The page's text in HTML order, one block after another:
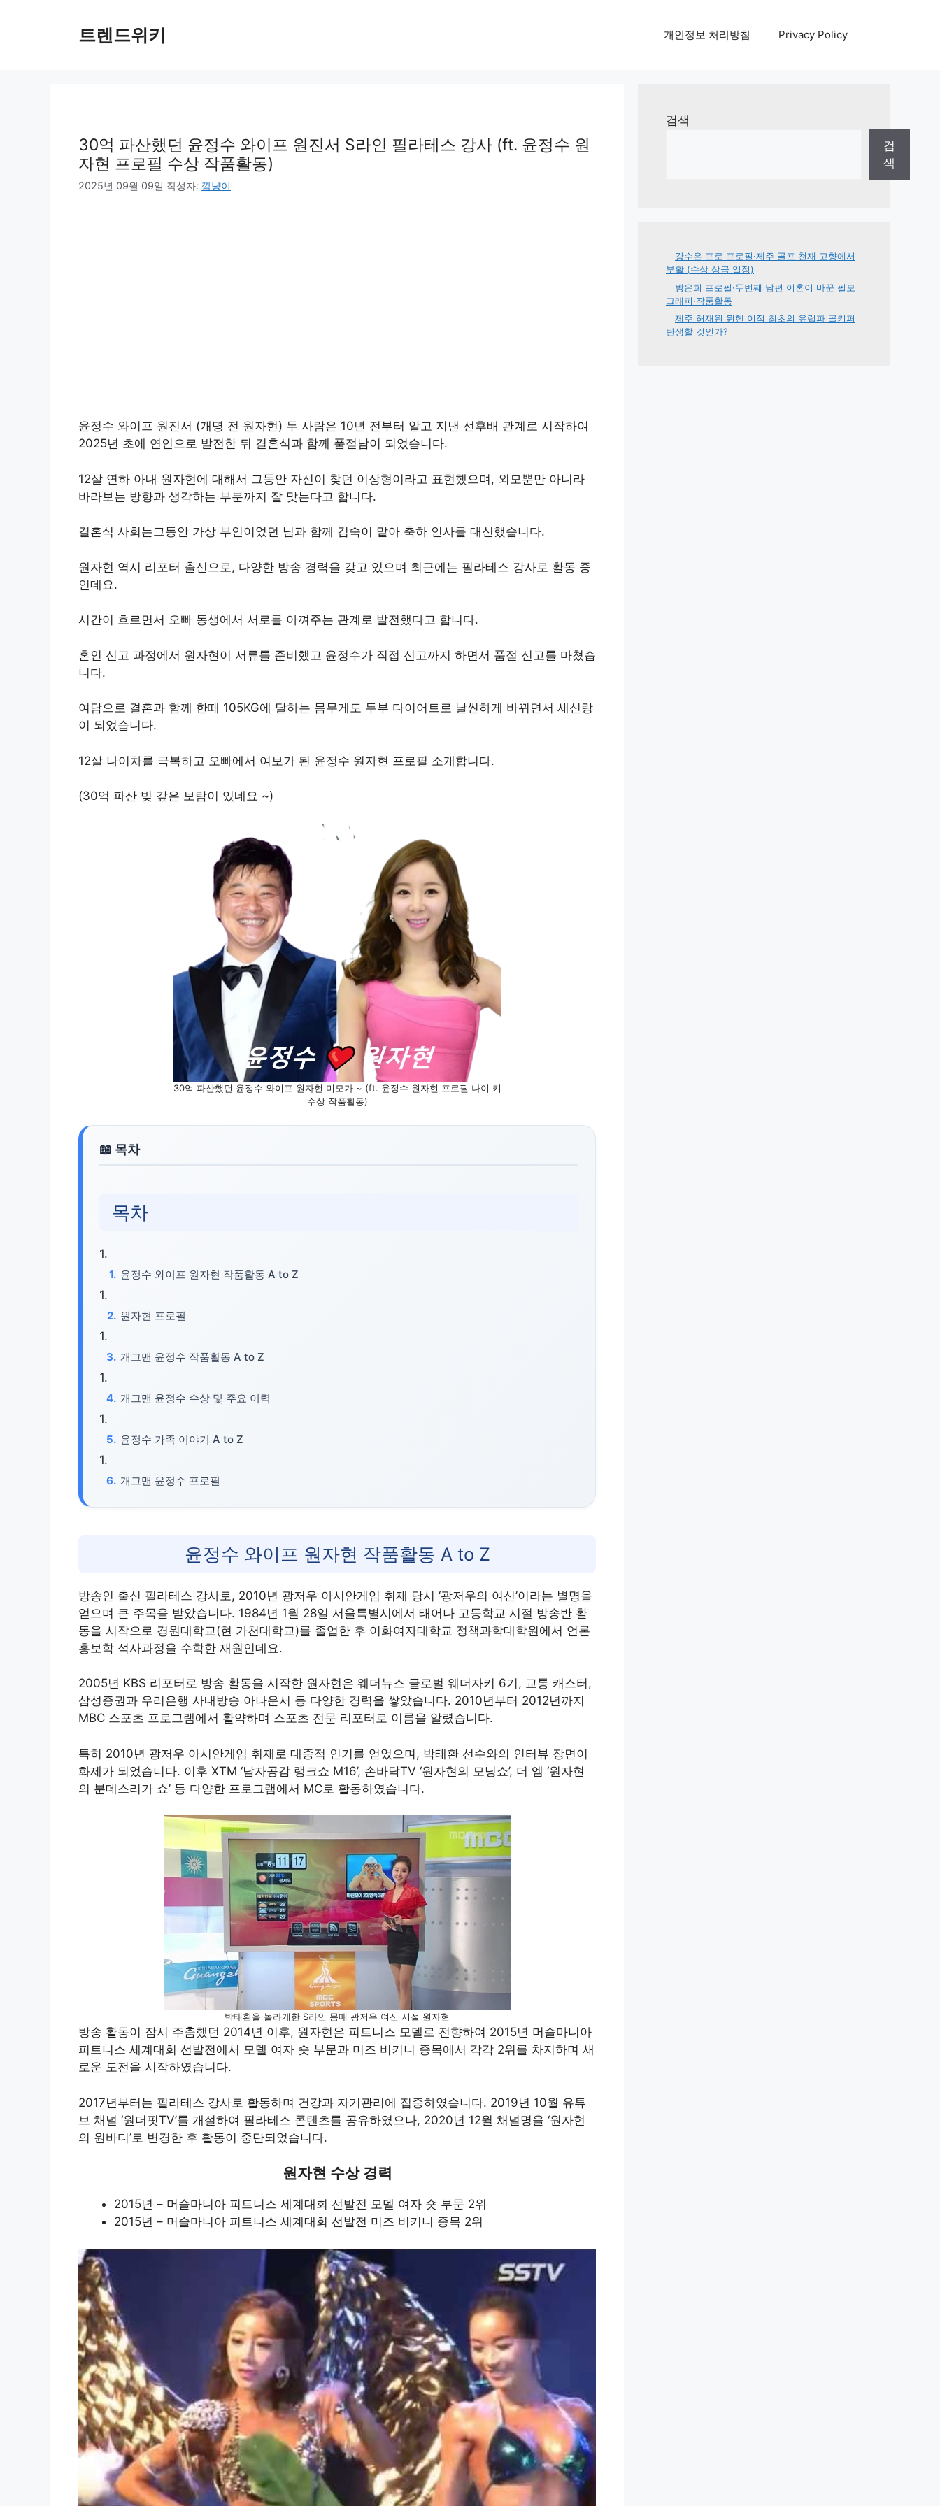
트렌드위키 개인정보 처리방침 Privacy Policy
30억 파산했던 윤정수 와이프 원진서 S라인 필라테스 강사 (ft. 윤정수 원
자현 프로필 수상 작품활동)
2025년 09월 09일 작성자: 깜냥이
윤정수 와이프 원진서 (개명 전 원자현) 두 사람은 10년 전부터 알고 지낸 선후배 관계로 시작하여
2025년 초에 연인으로 발전한 뒤 결혼식과 함께 품절남이 되었습니다.
12살 연하 아내 원자현에 대해서 그동안 자신이 찾던 이상형이라고 표현했으며, 외모뿐만 아니라
바라보는 방향과 생각하는 부분까지 잘 맞는다고 합니다.
결혼식 사회는그동안 가상 부인이었던 님과 함께 김숙이 맡아 축하 인사를 대신했습니다.
원자현 역시 리포터 출신으로, 다양한 방송 경력을 갖고 있으며 최근에는 필라테스 강사로 활동 중
인데요.
시간이 흐르면서 오빠 동생에서 서로를 아껴주는 관계로 발전했다고 합니다.
혼인 신고 과정에서 원자현이 서류를 준비했고 윤정수가 직접 신고까지 하면서 품절 신고를 마쳤습
니다.
여담으로 결혼과 함께 한때 105KG에 달하는 몸무게도 두부 다이어트로 날씬하게 바뀌면서 새신랑
이 되었습니다.
12살 나이차를 극복하고 오빠에서 여보가 된 윤정수 원자현 프로필 소개합니다.
(30억 파산 빚 갚은 보람이 있네요 ~)
30억 파산했던 윤정수 와이프 원자현 미모가 ~ (ft. 윤정수 원자현 프로필 나이 키
수상 작품활동)
목차
윤정수 와이프 원자현 작품활동 A to Z
원자현 프로필
개그맨 윤정수 작품활동 A to Z
개그맨 윤정수 수상 및 주요 이력
윤정수 가족 이야기 A to Z
개그맨 윤정수 프로필
윤정수 와이프 원자현 작품활동 A to Z
방송인 출신 필라테스 강사로, 2010년 광저우 아시안게임 취재 당시 ‘광저우의 여신’이라는 별명을
얻으며 큰 주목을 받았습니다. 1984년 1월 28일 서울특별시에서 태어나 고등학교 시절 방송반 활
동을 시작으로 경원대학교(현 가천대학교)를 졸업한 후 이화여자대학교 정책과학대학원에서 언론
홍보학 석사과정을 수학한 재원인데요.
2005년 KBS 리포터로 방송 활동을 시작한 원자현은 웨더뉴스 글로벌 웨더자키 6기, 교통 캐스터,
삼성증권과 우리은행 사내방송 아나운서 등 다양한 경력을 쌓았습니다. 2010년부터 2012년까지
MBC 스포츠 프로그램에서 활약하며 스포츠 전문 리포터로 이름을 알렸습니다.
특히 2010년 광저우 아시안게임 취재로 대중적 인기를 얻었으며, 박태환 선수와의 인터뷰 장면이
화제가 되었습니다. 이후 XTM ‘남자공감 랭크쇼 M16’, 손바닥TV ‘원자현의 모닝쇼’, 더 엠 ‘원자현
의 분데스리가 쇼’ 등 다양한 프로그램에서 MC로 활동하였습니다.
박태환을 놀라게한 S라인 몸매 광저우 여신 시절 원자현
방송 활동이 잠시 주춤했던 2014년 이후, 원자현은 피트니스 모델로 전향하여 2015년 머슬마니아
피트니스 세계대회 선발전에서 모델 여자 숏 부문과 미즈 비키니 종목에서 각각 2위를 차지하며 새
로운 도전을 시작하였습니다.
2017년부터는 필라테스 강사로 활동하며 건강과 자기관리에 집중하였습니다. 2019년 10월 유튜
브 채널 ‘원더핏TV’를 개설하여 필라테스 콘텐츠를 공유하였으나, 2020년 12월 채널명을 ‘원자현
의 원바디’로 변경한 후 활동이 중단되었습니다.
원자현 수상 경력
2015년 – 머슬마니아 피트니스 세계대회 선발전 모델 여자 숏 부문 2위
2015년 – 머슬마니아 피트니스 세계대회 선발전 미즈 비키니 종목 2위
검색
검
색
강수은 프로 프로필·제주 골프 천재 고향에서
부활 (수상 상금 일정)
방은희 프로필·두번째 남편 이혼이 바꾼 필모
그래피·작품활동
제주 허재원 뮌헨 이적 최초의 유럽파 골키퍼
탄생할 것인가?